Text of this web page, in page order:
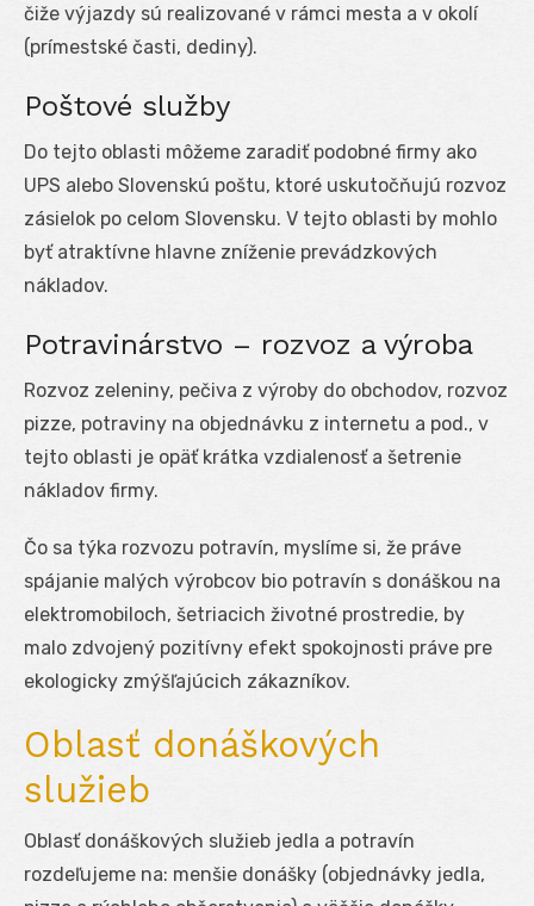
čiže výjazdy sú realizované v rámci mesta a v okolí
(prímestské časti, dediny).
Poštové služby
Do tejto oblasti môžeme zaradiť podobné firmy ako
UPS alebo Slovenskú poštu, ktoré uskutočňujú rozvoz
zásielok po celom Slovensku. V tejto oblasti by mohlo
byť atraktívne hlavne zníženie prevádzkových
nákladov.
Potravinárstvo – rozvoz a výroba
Rozvoz zeleniny, pečiva z výroby do obchodov, rozvoz
pizze, potraviny na objednávku z internetu a pod., v
tejto oblasti je opäť krátka vzdialenosť a šetrenie
nákladov firmy.
Čo sa týka rozvozu potravín, myslíme si, že práve
spájanie malých výrobcov bio potravín s donáškou na
elektromobiloch, šetriacich životné prostredie, by
malo zdvojený pozitívny efekt spokojnosti práve pre
ekologicky zmýšľajúcich zákazníkov.
Oblasť donáškových
služieb
Oblasť donáškových služieb jedla a potravín
rozdeľujeme na: menšie donášky (objednávky jedla,